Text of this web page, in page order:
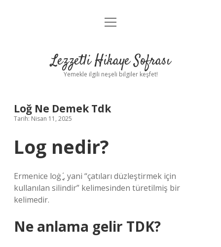
Anasayfa
Yasal Uyarı
menüyü
Lezzetli Hikaye Sofrası
Yemekle ilgili neşeli bilgiler keşfet!
Loğ Ne Demek Tdk
Tarih: Nisan 11, 2025
Log nedir?
Ermenice loġ ֲָ֬, yani “çatıları düzleştirmek için
kullanılan silindir” kelimesinden türetilmiş bir
kelimedir.
Ne anlama gelir TDK?